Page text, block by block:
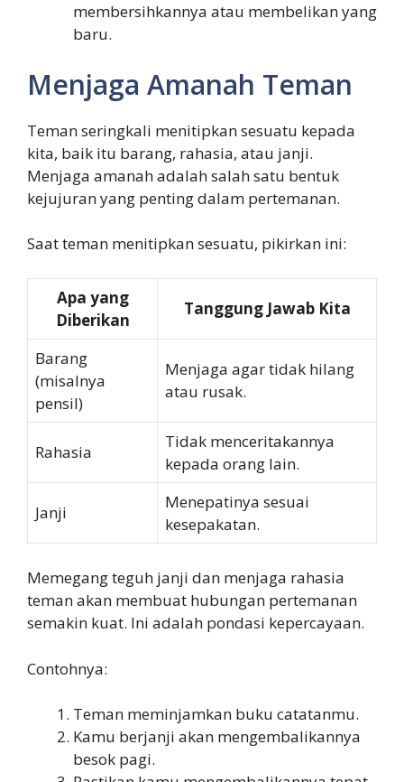
membersihkannya atau membelikan yang
baru.
Menjaga Amanah Teman
Teman seringkali menitipkan sesuatu kepada
kita, baik itu barang, rahasia, atau janji.
Menjaga amanah adalah salah satu bentuk
kejujuran yang penting dalam pertemanan.
Saat teman menitipkan sesuatu, pikirkan ini:
Apa yang
Diberikan
Tanggung Jawab Kita
Barang
(misalnya
pensil)
Menjaga agar tidak hilang
atau rusak.
Rahasia
Tidak menceritakannya
kepada orang lain.
Janji
Menepatinya sesuai
kesepakatan.
Memegang teguh janji dan menjaga rahasia
teman akan membuat hubungan pertemanan
semakin kuat. Ini adalah pondasi kepercayaan.
Contohnya:
Teman meminjamkan buku catatanmu.
Kamu berjanji akan mengembalikannya
besok pagi.